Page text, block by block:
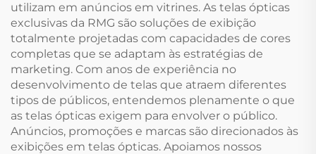
utilizam em anúncios em vitrines. As telas ópticas
exclusivas da RMG são soluções de exibição
totalmente projetadas com capacidades de cores
completas que se adaptam às estratégias de
marketing. Com anos de experiência no
desenvolvimento de telas que atraem diferentes
tipos de públicos, entendemos plenamente o que
as telas ópticas exigem para envolver o público.
Anúncios, promoções e marcas são direcionados às
exibições em telas ópticas. Apoiamos nossos